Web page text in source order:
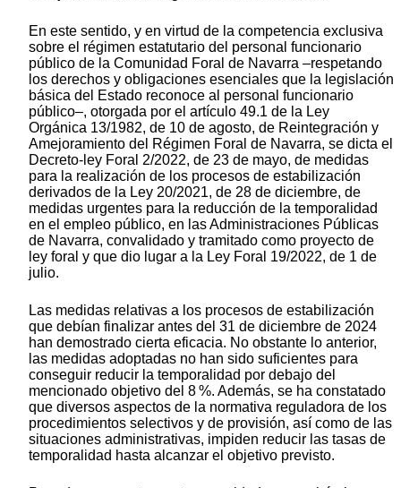
En este sentido, y en virtud de la competencia exclusiva
sobre el régimen estatutario del personal funcionario
público de la Comunidad Foral de Navarra –respetando
los derechos y obligaciones esenciales que la legislación
básica del Estado reconoce al personal funcionario
público–, otorgada por el artículo 49.1 de la Ley
Orgánica 13/1982, de 10 de agosto, de Reintegración y
Amejoramiento del Régimen Foral de Navarra, se dicta el
Decreto-ley Foral 2/2022, de 23 de mayo, de medidas
para la realización de los procesos de estabilización
derivados de la Ley 20/2021, de 28 de diciembre, de
medidas urgentes para la reducción de la temporalidad
en el empleo público, en las Administraciones Públicas
de Navarra, convalidado y tramitado como proyecto de
ley foral y que dio lugar a la Ley Foral 19/2022, de 1 de
julio.
Las medidas relativas a los procesos de estabilización
que debían finalizar antes del 31 de diciembre de 2024
han demostrado cierta eficacia. No obstante lo anterior,
las medidas adoptadas no han sido suficientes para
conseguir reducir la temporalidad por debajo del
mencionado objetivo del 8 %. Además, se ha constatado
que diversos aspectos de la normativa reguladora de los
procedimientos selectivos y de provisión, así como de las
situaciones administrativas, impiden reducir las tasas de
temporalidad hasta alcanzar el objetivo previsto.